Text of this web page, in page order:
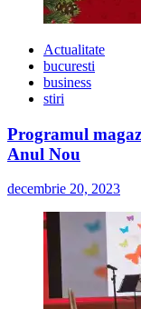
Actualitate
bucuresti
business
stiri
Programul
Anul Nou
decembrie 20, 2023